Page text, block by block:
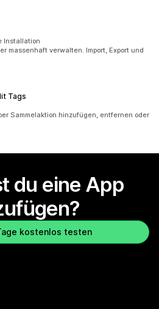
Installation
massenhaft verwalten. Import, Export und
Tags
Sammelaktion hinzufügen, entfernen oder
du eine App
kostenlos testen